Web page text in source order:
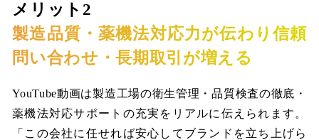
メリット2
製造品質・薬機法対応力が伝わり信頼
問い合わせ・長期取引が増える
YouTube動画は製造工場の衛生管理・品質検査の徹底・
薬機法対応サポートの充実をリアルに伝えられます。
「この会社に任せれば安心してブランドを立ち上げら